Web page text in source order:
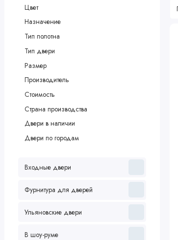
Цвет
Назначение
Тип полотна
Тип двери
Размер
Производитель
Стоимость
Страна производства
Двери в наличии
Двери по городам
Входные двери
Фурнитура для дверей
Ульяновские двери
В шоу-руме